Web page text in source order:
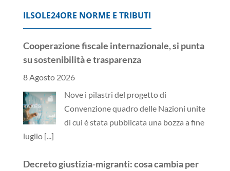
ILSOLE24ORE NORME E TRIBUTI
Cooperazione fiscale internazionale, si punta
su sostenibilità e trasparenza
8 Agosto 2026
Nove i pilastri del progetto di
Convenzione quadro delle Nazioni unite
di cui è stata pubblicata una bozza a fine
luglio [...]
Decreto giustizia-migranti: cosa cambia per